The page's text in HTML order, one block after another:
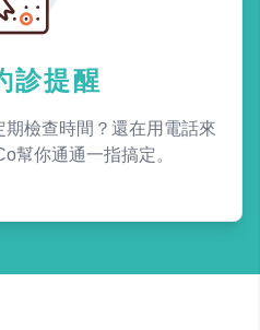
診提醒
檢查時間？還在用電話來
幫你通通一指搞定。